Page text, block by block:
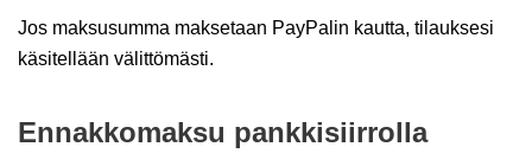
Jos maksusumma maksetaan PayPalin kautta, tilauksesi
käsitellään välittömästi.
Ennakkomaksu pankkisiirrolla